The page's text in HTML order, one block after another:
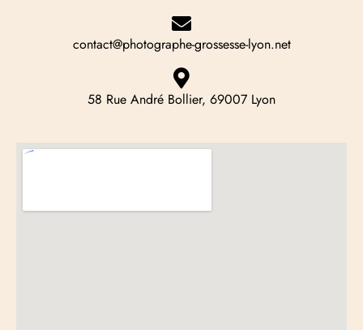
contact@photographe-grossesse-lyon.net
58 Rue André Bollier, 69007 Lyon